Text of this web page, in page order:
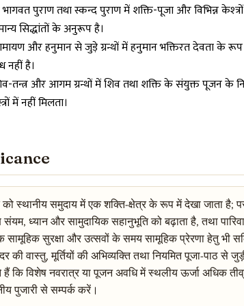
पुराण तथा स्कन्द पुराण में शक्ति-पूजा और विभिन्न
सिद्धांतों के अनुरूप है।
और हनुमान से जुड़े ग्रन्थों में हनुमान भक्तिरत देवता के
नहीं है।
तन्त्र और आगम ग्रन्थों में शिव तथा शक्ति के संयुक्त पूजन के
में नहीं मिलता।
को स्थानीय समुदाय में एक शक्ति-क्षेत्र के रूप में देखा जाता
संयम, ध्यान और सामुदायिक सहानुभूति को बढ़ाता है, तथा
सामूहिक सुरक्षा और उत्सवों के समय सामूहिक प्रेरणा हेतु भी
की वास्तु, मूर्तियों की अभिव्यक्ति तथा नियमित पूजा-पाठ
हैं कि विशेष नवरात्र या पूजन अवधि में स्थलीय ऊर्जा अधिक
पुजारी से सम्पर्क करें।